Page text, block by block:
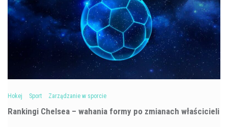
Hokej Sport Zarządzanie w sporcie
Rankingi Chelsea – wahania formy po zmianach właścicieli